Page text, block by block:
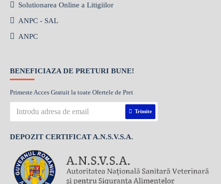
Solutionarea Online a Litigiilor
ANPC - SAL
ANPC
BENEFICIAZA DE PRETURI BUNE!
Primeste Acces Gratuit la toate Ofertele de Pret
Trimite
DEPOZIT CERTIFICAT A.N.S.V.S.A.